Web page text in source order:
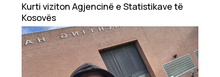
Kurti viziton Agjencinë e Statistikave të
Kosovës